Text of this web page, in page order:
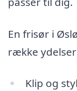
En frisør i
række
Klip og